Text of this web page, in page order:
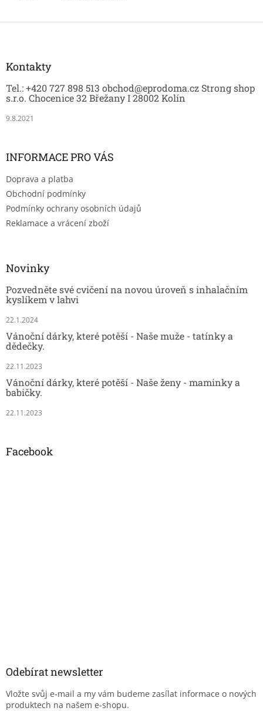
Z
Kontakty
Tel.: +420 727 898 513 obchod@eprodoma.cz Strong shop
s.r.o. Chocenice 32 Břežany I 28002 Kolín
9.8.2021
INFORMACE PRO VÁS
Doprava a platba
Obchodní podmínky
Podmínky ochrany osobních údajů
Reklamace a vrácení zboží
Novinky
Pozvedněte své cvičení na novou úroveň s inhalačním
kyslíkem v lahvi
22.1.2024
Vánoční dárky, které potěší - Naše muže - tatínky a
dědečky.
22.11.2023
Vánoční dárky, které potěší - Naše ženy - maminky a
babičky.
22.11.2023
Facebook
Odebírat newsletter
Vložte svůj e-mail a my vám budeme zasílat informace o nových
produktech na našem e-shopu.